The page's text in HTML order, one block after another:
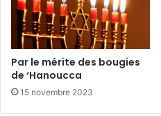
Par le mérite des bougies
de ‘Hanoucca
15 novembre 2023